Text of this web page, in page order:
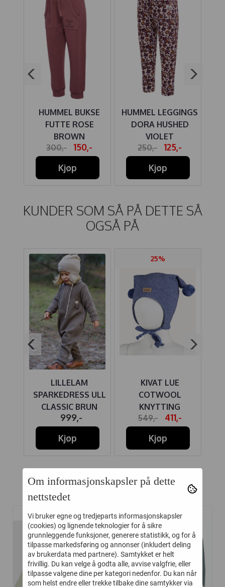
HUMMEL BUKSE
FUTTE ROSE
BROWN
300,-
150,-
Kjøp
HUMMEL LEGGINGS
DORA HUSHED
VIOLET
250,-
125,-
Kjøp
KUNDER SOM SÅ PÅ DETTE SÅ
OGSÅ PÅ
LILLELAM
SPARKEDRESS ULL
CLASSIC BRUN
999,-
Kjøp
25%
KIVAT LUE
COTWOOL
KNYTTING
JEANSBLÅ
549,-
411,-
Kjøp
Relaterte produkter
-45%
Om informasjonskapsler på dette
nettstedet
Vi bruker egne og tredjeparts informasjonskapsler
(cookies) og lignende teknologier for å sikre
grunnleggende funksjoner, generere statistikk, og for å
tilpasse markedsføring og annonser (inkludert deling
av brukerdata med partnere). Samtykket er helt
frivillig. Du kan velge å godta alle, avvise valgfrie, eller
tilpasse valgene dine per kategori nedenfor. Du kan når
som helst endre eller trekke tilbake dine samtykker via